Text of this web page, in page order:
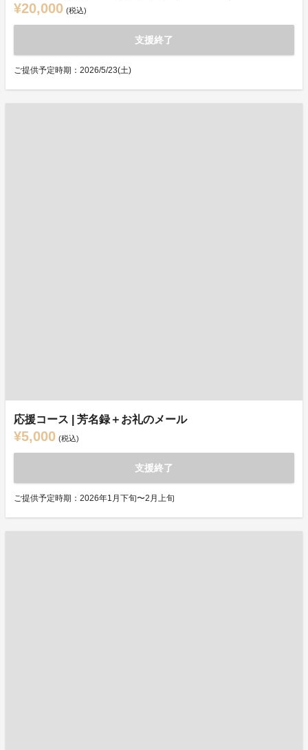
¥20,000 (税込)
支援終了
ご提供予定時期：2026/5/23(土)
応援コース | 芳名録＋お礼のメール
¥5,000 (税込)
支援終了
ご提供予定時期：2026年1月下旬〜2月上旬